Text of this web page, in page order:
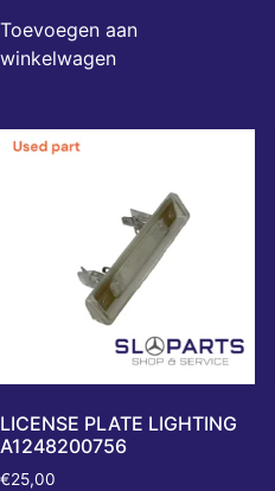
Toevoegen aan
winkelwagen
LICENSE PLATE LIGHTING
A1248200756
€25,00